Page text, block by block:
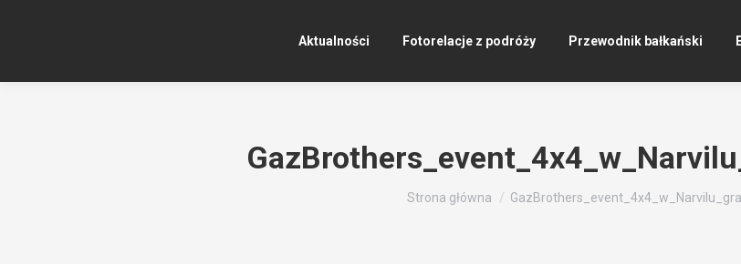
Aktualności Fotorelacje z podróży Przewodnik bałkański
Jesteś tutaj:
Strona główna